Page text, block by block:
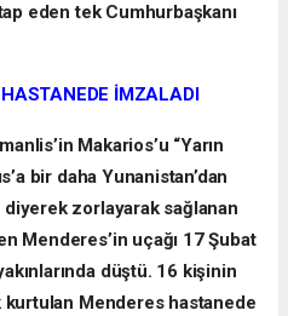
eden tek Cumhurbaşkanı
İMZALADI
Makarios’u “Yarın
bir daha Yunanistan’dan
diyerek zorlayarak sağlanan
Menderes’in uçağı 17 Şubat
düştü. 16 kişinin
kurtulan Menderes hastanede